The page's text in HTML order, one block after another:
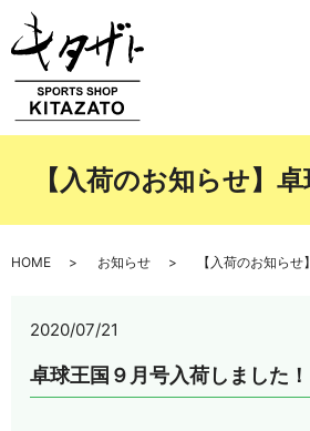
【入荷のお知らせ】
HOME お知らせ 【入荷のお知ら
2020/07/21
卓球王国９月号入荷しました！